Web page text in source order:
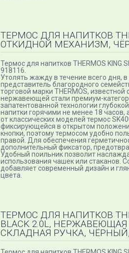
ТЕРМОС ДЛЯ НАПИТКОВ
ОТКИДНОЙ МЕХАНИЗМ,
Термос для напитков THERMOS KING
918116.
Утолять жажду в течение всего дня,
представитель благородного
торговой марки THERMOS,
нержавеющей стали премиум-
запатентованной технологии
напитки горячими не менее 18 часов,
от классических моделей термос
фиксирующейся в открытом
кнопки, поэтому термосом удобно
правой. Для обеспечения
дополнительный фиксатор,
Удобный поильник позволит
использования чашек или стаканов.
добавляет современный дизайн и
цвета.
ТЕРМОС ДЛЯ НАПИТКОВ
BLACK 2.0L,
СКЛАДНАЯ РУЧКА, ЧЁРНЫЙ,